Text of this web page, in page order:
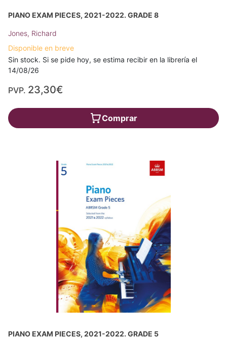
PIANO EXAM PIECES, 2021-2022. GRADE 8
Jones, Richard
Disponible en breve
Sin stock. Si se pide hoy, se estima recibir en la librería el
14/08/26
PVP. 23,30€
Comprar
PIANO EXAM PIECES, 2021-2022. GRADE 5